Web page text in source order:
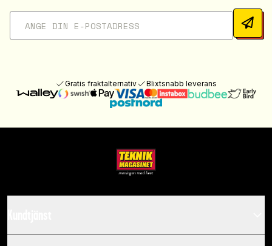
Gratis fraktalternativ Blixtsnabb leverans